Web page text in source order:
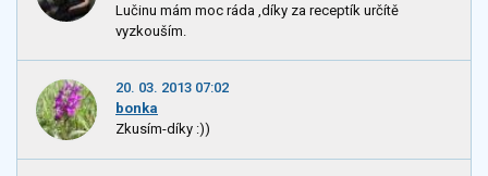
Lučinu mám moc ráda ,díky za receptík určítě
vyzkouším.
20. 03. 2013 07:02
bonka
Zkusím-díky :))